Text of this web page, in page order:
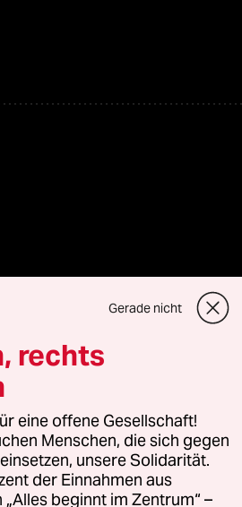
Vertriebs GmbH
Fragen oder für Genehmigungen
Kommune-Richtlinien
Gerade nicht
rechts
eine offene Gesellschaft!
Menschen, die sich gegen
unsere Solidarität.
der Einnahmen aus
beginnt im Zentrum“ –